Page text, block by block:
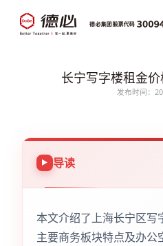
长宁写字楼租金价
发布时间：
导读
本文介绍了上海长宁区写
主要商务板块特点及办公